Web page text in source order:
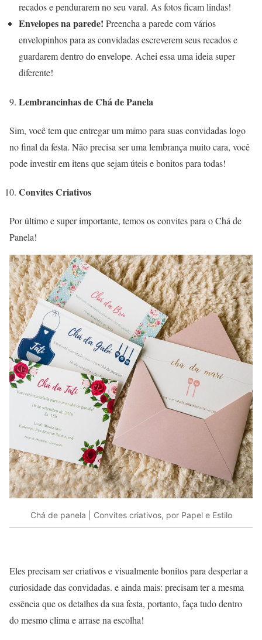
recados e pendurarem no seu varal. As fotos ficam lindas!
Envelopes na parede! Preencha a parede com vários
envelopinhos para as convidadas escreverem seus recados e
guardarem dentro do envelope. Achei essa uma ideia super
diferente!
Lembrancinhas de Chá de Panela
Sim, você tem que entregar um mimo para suas convidadas logo
no final da festa. Não precisa ser uma lembrança muito cara, você
pode investir em itens que sejam úteis e bonitos para todas!
Convites Criativos
Por último e super importante, temos os convites para o Chá de
Panela!
Chá de panela | Convites criativos, por Papel e Estilo
Eles precisam ser criativos e visualmente bonitos para despertar a
curiosidade das convidadas. e ainda mais: precisam ter a mesma
essência que os detalhes da sua festa, portanto, faça tudo dentro
do mesmo clima e arrase na escolha!